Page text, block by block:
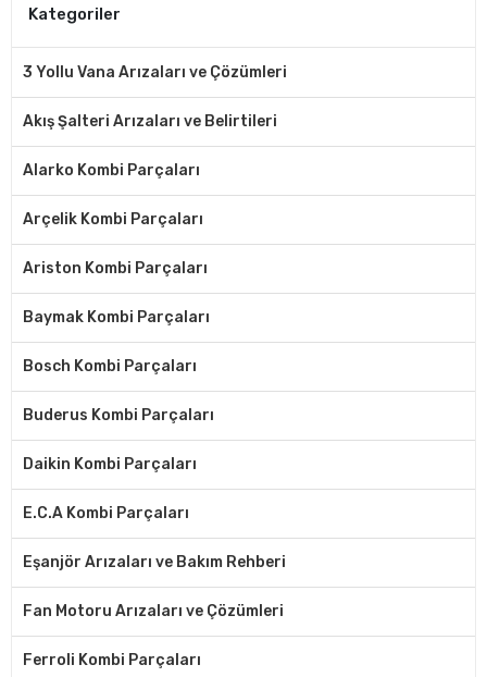
Kategoriler
3 Yollu Vana Arızaları ve Çözümleri
Akış Şalteri Arızaları ve Belirtileri
Alarko Kombi Parçaları
Arçelik Kombi Parçaları
Ariston Kombi Parçaları
Baymak Kombi Parçaları
Bosch Kombi Parçaları
Buderus Kombi Parçaları
Daikin Kombi Parçaları
E.C.A Kombi Parçaları
Eşanjör Arızaları ve Bakım Rehberi
Fan Motoru Arızaları ve Çözümleri
Ferroli Kombi Parçaları